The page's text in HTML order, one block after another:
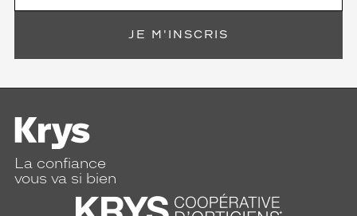
JE M'INSCRIS
La confiance
vous va si bien